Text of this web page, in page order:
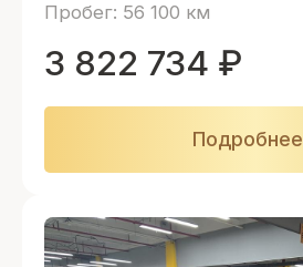
Пробег: 56 100 км
3 822 734 ₽
Подробнее